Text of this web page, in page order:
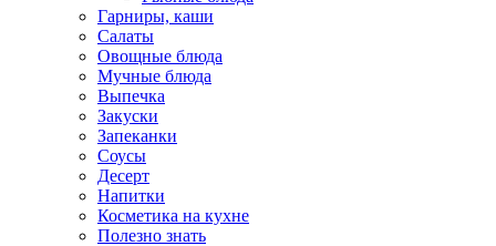
Гарниры, каши
Салаты
Овощные блюда
Мучные блюда
Выпечка
Закуски
Запеканки
Соусы
Десерт
Напитки
Косметика на кухне
Полезно знать